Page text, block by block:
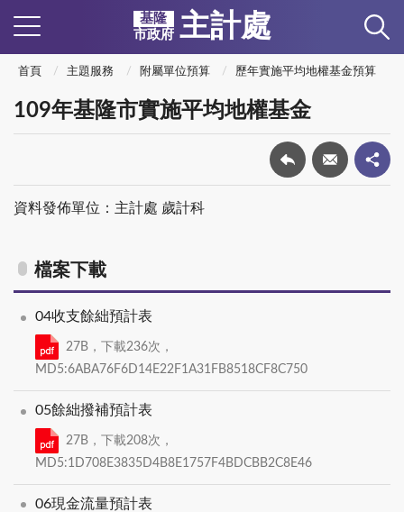
基隆
市政府 主計處
首頁 主題服務 附屬單位預算 歷年實施平均地權基金預算
109年基隆市實施平均地權基金
資料發佈單位：主計處 歲計科
檔案下載
04收支餘絀預計表
27B，下載236次，
MD5:6ABA76F6D14E22F1A31FB8518CF8C750
05餘絀撥補預計表
27B，下載208次，
MD5:1D708E3835D4B8E1757F4BDCBB2C8E46
06現金流量預計表